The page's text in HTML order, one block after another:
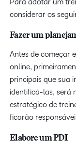
Para adotar um
considerar os
Fazer um
Antes de começar
online,
principais que sua
identificá-las, será
estratégico de
ficarão
Elabore um PDI